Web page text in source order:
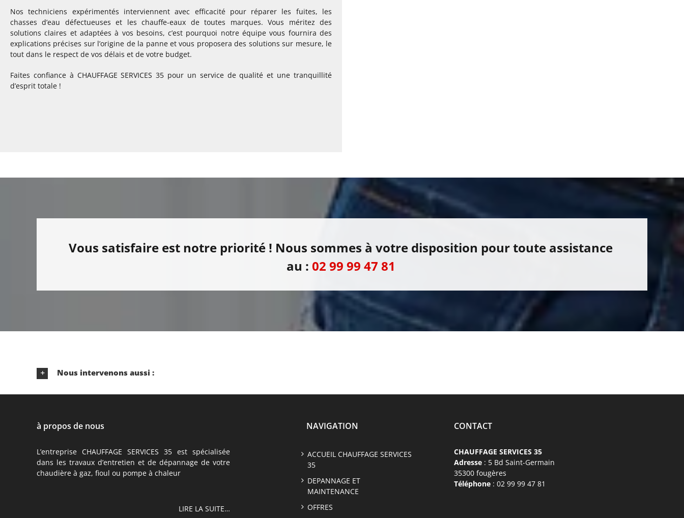
Nos techniciens expérimentés interviennent avec efficacité pour réparer les fuites, les
chasses d’eau défectueuses et les chauffe-eaux de toutes marques. Vous méritez des
solutions claires et adaptées à vos besoins, c’est pourquoi notre équipe vous fournira des
explications précises sur l’origine de la panne et vous proposera des solutions sur mesure, le
tout dans le respect de vos délais et de votre budget.
Faites confiance à CHAUFFAGE SERVICES 35 pour un service de qualité et une tranquillité
d’esprit totale !
Vous satisfaire est notre priorité ! Nous sommes à votre disposition pour toute assistance
au : 02 99 99 47 81
Nous intervenons aussi :
à propos de nous
L’entreprise CHAUFFAGE SERVICES 35 est spécialisée
dans les travaux d’entretien et de dépannage de votre
chaudière à gaz, fioul ou pompe à chaleur
LIRE LA SUITE…
NAVIGATION
ACCUEIL CHAUFFAGE SERVICES
35
DEPANNAGE ET
MAINTENANCE
OFFRES
CONTACT
CHAUFFAGE SERVICES 35
Adresse : 5 Bd Saint-Germain
35300 fougères
Téléphone : 02 99 99 47 81